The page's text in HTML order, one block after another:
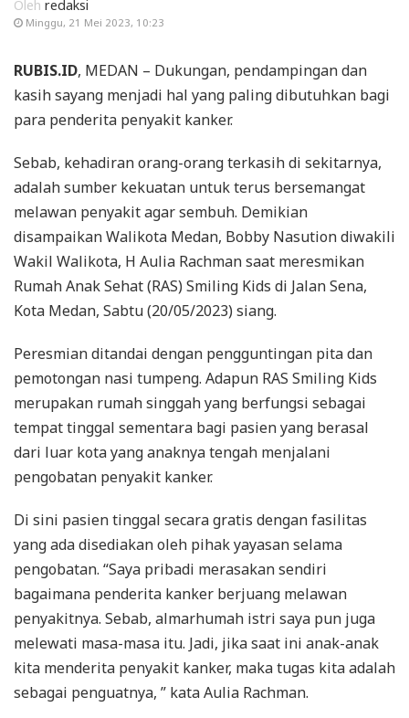
Oleh redaksi
Minggu, 21 Mei 2023, 10:23
RUBIS.ID, MEDAN – Dukungan, pendampingan dan
kasih sayang menjadi hal yang paling dibutuhkan bagi
para penderita penyakit kanker.
Sebab, kehadiran orang-orang terkasih di sekitarnya,
adalah sumber kekuatan untuk terus bersemangat
melawan penyakit agar sembuh. Demikian
disampaikan Walikota Medan, Bobby Nasution diwakili
Wakil Walikota, H Aulia Rachman saat meresmikan
Rumah Anak Sehat (RAS) Smiling Kids di Jalan Sena,
Kota Medan, Sabtu (20/05/2023) siang.
Peresmian ditandai dengan pengguntingan pita dan
pemotongan nasi tumpeng. Adapun RAS Smiling Kids
merupakan rumah singgah yang berfungsi sebagai
tempat tinggal sementara bagi pasien yang berasal
dari luar kota yang anaknya tengah menjalani
pengobatan penyakit kanker.
Di sini pasien tinggal secara gratis dengan fasilitas
yang ada disediakan oleh pihak yayasan selama
pengobatan. “Saya pribadi merasakan sendiri
bagaimana penderita kanker berjuang melawan
penyakitnya. Sebab, almarhumah istri saya pun juga
melewati masa-masa itu. Jadi, jika saat ini anak-anak
kita menderita penyakit kanker, maka tugas kita adalah
sebagai penguatnya, ” kata Aulia Rachman.